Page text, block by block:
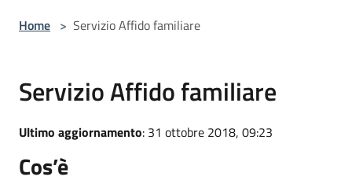
Home > Servizio Affido familiare
Servizio Affido familiare
Ultimo aggiornamento: 31 ottobre 2018, 09:23
Cos’è